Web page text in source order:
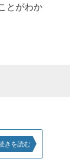
とがわか
きを読む